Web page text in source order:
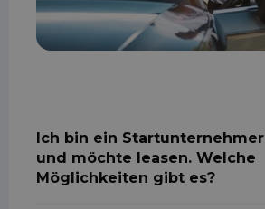
Ich bin ein Startunternehmer
und möchte leasen. Welche
Möglichkeiten gibt es?